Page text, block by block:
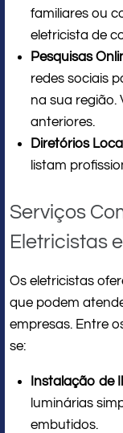
familiares ou
eletricista de
Pesquisas
redes sociais
na sua região.
anteriores.
Diretórios
listam
Serviços
Eletricistas
Os eletricistas
que podem
empresas. Entre
se:
Instalação de
luminárias
embutidos.